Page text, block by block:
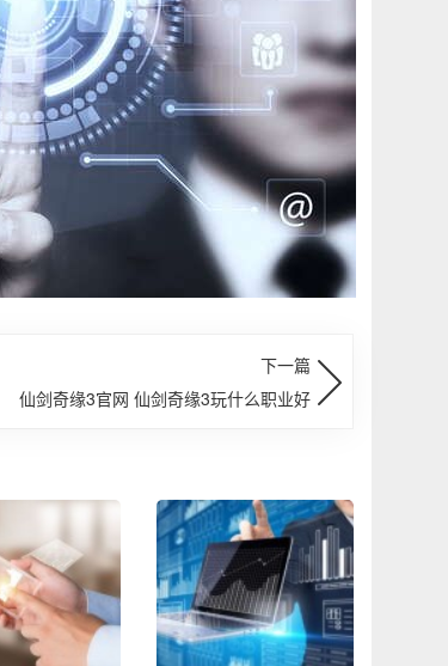
下一篇
仙剑奇缘3官网 仙剑奇缘3玩什么职业好